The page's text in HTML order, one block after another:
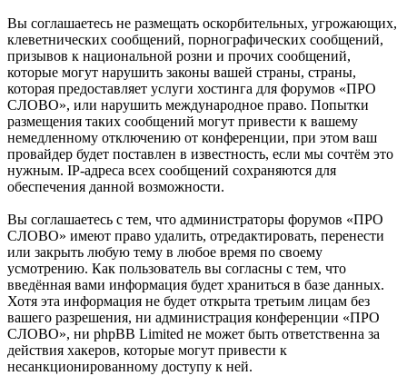
Вы соглашаетесь не размещать оскорбительных, угрожающих,
клеветнических сообщений, порнографических сообщений,
призывов к национальной розни и прочих сообщений,
которые могут нарушить законы вашей страны, страны,
которая предоставляет услуги хостинга для форумов «ПРО
СЛОВО», или нарушить международное право. Попытки
размещения таких сообщений могут привести к вашему
немедленному отключению от конференции, при этом ваш
провайдер будет поставлен в известность, если мы сочтём это
нужным. IP-адреса всех сообщений сохраняются для
обеспечения данной возможности.
Вы соглашаетесь с тем, что администраторы форумов «ПРО
СЛОВО» имеют право удалить, отредактировать, перенести
или закрыть любую тему в любое время по своему
усмотрению. Как пользователь вы согласны с тем, что
введённая вами информация будет храниться в базе данных.
Хотя эта информация не будет открыта третьим лицам без
вашего разрешения, ни администрация конференции «ПРО
СЛОВО», ни phpBB Limited не может быть ответственна за
действия хакеров, которые могут привести к
несанкционированному доступу к ней.